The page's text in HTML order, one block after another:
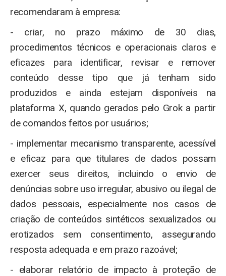
recomendaram à empresa:
- criar, no prazo máximo de 30 dias,
procedimentos técnicos e operacionais claros e
eficazes para identificar, revisar e remover
conteúdo desse tipo que já tenham sido
produzidos e ainda estejam disponíveis na
plataforma X, quando gerados pelo Grok a partir
de comandos feitos por usuários;
- implementar mecanismo transparente, acessível
e eficaz para que titulares de dados possam
exercer seus direitos, incluindo o envio de
denúncias sobre uso irregular, abusivo ou ilegal de
dados pessoais, especialmente nos casos de
criação de conteúdos sintéticos sexualizados ou
erotizados sem consentimento, assegurando
resposta adequada e em prazo razoável;
- elaborar relatório de impacto à proteção de